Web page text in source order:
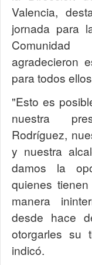
Valencia,
jornada para
agradecieron
para todos
"Esto es
nuestra
Rodríguez,
y nuestra
damos la
quienes
manera
desde hace
otorgarles su
indicó.